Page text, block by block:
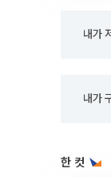
내가
내가
한 컷